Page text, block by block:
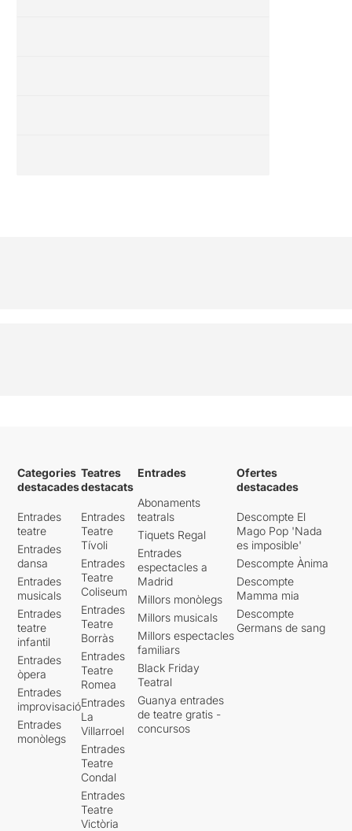
Categories
destacades
Entrades
teatre
Entrades
dansa
Entrades
musicals
Entrades
teatre
infantil
Entrades
òpera
Entrades
improvisació
Entrades
monòlegs
Teatres
destacats
Entrades
Teatre
Tívoli
Entrades
Teatre
Coliseum
Entrades
Teatre
Borràs
Entrades
Teatre
Romea
Entrades
La
Villarroel
Entrades
Teatre
Condal
Entrades
Teatre
Victòria
Entrades
Abonaments
teatrals
Tiquets Regal
Entrades
espectacles a
Madrid
Millors monòlegs
Millors musicals
Millors espectacles
familiars
Black Friday
Teatral
Guanya entrades
de teatre gratis -
concursos
Ofertes
destacades
Descompte El
Mago Pop 'Nada
es imposible'
Descompte Ànima
Descompte
Mamma mia
Descompte
Germans de sang